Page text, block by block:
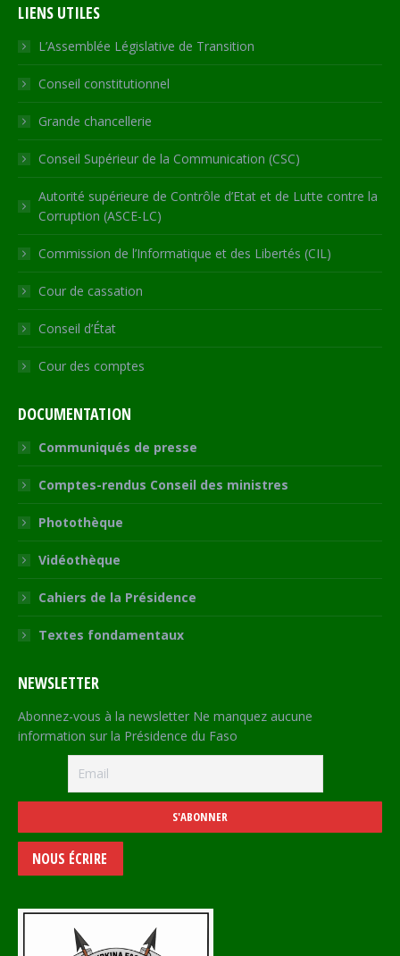
opens
in
new
window
opens
in
new
window
opens
in
new
window
in
new
window
opens
in
new
LIENS UTILES
L’Assemblée Législative de Transition
Conseil constitutionnel
Grande chancellerie
Conseil Supérieur de la Communication (CSC)
Autorité supérieure de Contrôle d’Etat et de Lutte contre la
Corruption (ASCE-LC)
Commission de l’Informatique et des Libertés (CIL)
Cour de cassation
Conseil d’État
Cour des comptes
DOCUMENTATION
Communiqués de presse
Comptes-rendus Conseil des ministres
Photothèque
Vidéothèque
Cahiers de la Présidence
Textes fondamentaux
NEWSLETTER
Abonnez-vous à la newsletter Ne manquez aucune
information sur la Présidence du Faso
NOUS ÉCRIRE